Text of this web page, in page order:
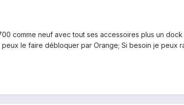
comme neuf avec tout ses accessoires plus un
le faire débloquer par Orange; Si besoin je peux